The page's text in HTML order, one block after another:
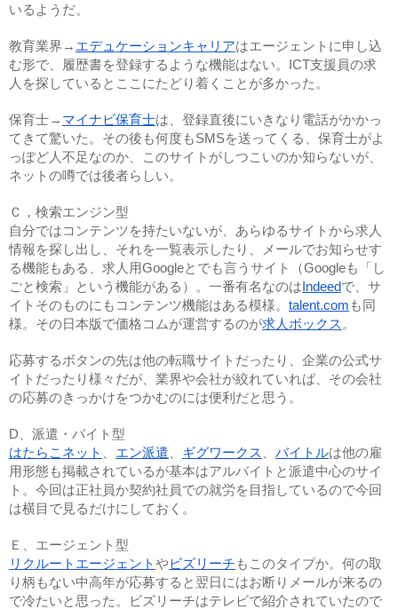
いるようだ。
教育業界→ エデュケーションキャリアはエージェントに申し込
む形で、履歴書を登録するような機能はない。ICT支援員の求
人を探しているとここにたどり着くことが多かった。
保育士→ マイナビ保育士は、登録直後にいきなり電話がかかっ
てきて驚いた。その後も何度もSMSを送ってくる、保育士がよ
っぽど人不足なのか、このサイトがしつこいのか知らないが、
ネットの噂では後者らしい。
Ｃ，検索エンジン型
自分ではコンテンツを持たいないが、あらゆるサイトから求人
情報を探し出し、それを一覧表示したり、メールでお知らせす
る機能もある、求人用Googleとでも言うサイト（Googleも「し
ごと検索」という機能がある）。一番有名なのはIndeedで、サ
イトそのものにもコンテンツ機能はある模様。 talent.com も同
様。その日本版で価格コムが運営するのが求人ボックス 。
応募するボタンの先は他の転職サイトだったり、企業の公式サ
イトだったり様々だが、業界や会社が絞れていれば、その会社
の応募のきっかけをつかむのには便利だと思う。
D、派遣・バイト型
はたらこネット
エン派遣 ギグワークス バイトルは他の雇
用形態も掲載されているが基本はアルバイトと派遣中心のサイ
ト。今回は正社員か契約社員での就労を目指しているので今回
は横目で見るだけにしておく。
Ｅ、エージェント型
リクルートエージェントやビズリーチ もこのタイプか。何の取
り柄もない中高年が応募すると翌日にはお断りメールが来るの
で冷たいと思った。ビズリーチはテレビで紹介されていたので